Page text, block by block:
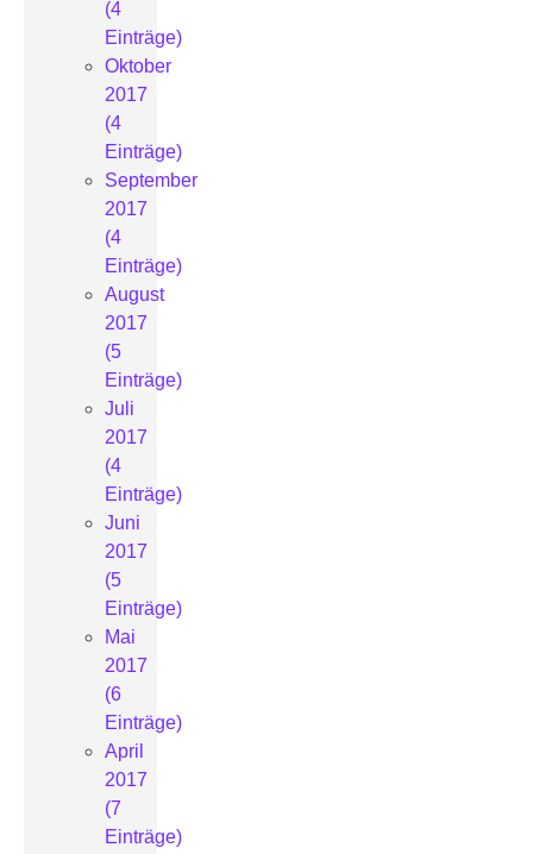
(4
Einträge)
Oktober
2017
(4
Einträge)
September
2017
(4
Einträge)
August
2017
(5
Einträge)
Juli
2017
(4
Einträge)
Juni
2017
(5
Einträge)
Mai
2017
(6
Einträge)
April
2017
(7
Einträge)